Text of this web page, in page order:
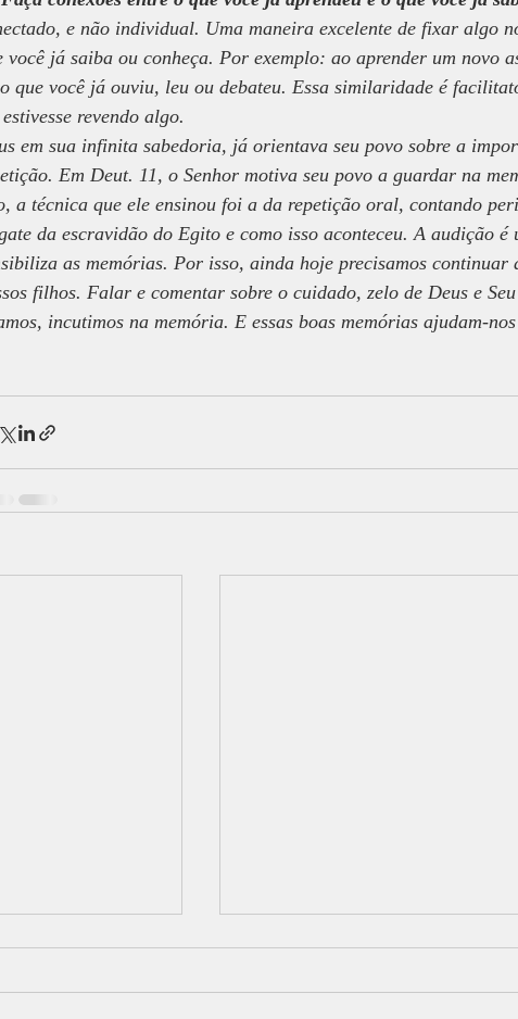
e não individual. Uma maneira excelente de fixar algo
você já saiba ou conheça. Por exemplo: ao aprender um novo
que você já ouviu, leu ou debateu. Essa similaridade é
revendo algo.
em sua infinita sabedoria, já orientava seu povo sobre a
Em Deut. 11, o Senhor motiva seu povo a guardar na
a técnica que ele ensinou foi a da repetição oral, contando
da escravidão do Egito e como isso aconteceu. A audição é
as memórias. Por isso, ainda hoje precisamos
filhos. Falar e comentar sobre o cuidado, zelo de Deus e
incutimos na memória. E essas boas memórias ajudam-
e de bondade Com